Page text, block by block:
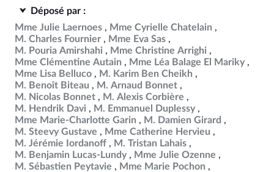
Déposé par :
Mme Julie Laernoes
Mme Cyrielle Chatelain
M. Charles Fournier
Mme Eva Sas
M. Pouria Amirshahi
Mme Christine Arrighi
Mme Clémentine Autain
Mme Léa Balage El Mariky
Mme Lisa Belluco
M. Karim Ben Cheikh
M. Benoît Biteau
M. Arnaud Bonnet
M. Nicolas Bonnet
M. Alexis Corbière
M. Hendrik Davi
M. Emmanuel Duplessy
Mme Marie-Charlotte Garin
M. Damien Girard
M. Steevy Gustave
Mme Catherine Hervieu
M. Jérémie Iordanoff
M. Tristan Lahais
M. Benjamin Lucas-Lundy
Mme Julie Ozenne
M. Sébastien Peytavie
Mme Marie Pochon